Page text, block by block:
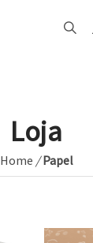
Loja
Home /Papel